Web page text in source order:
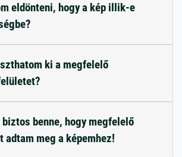
eldönteni, hogy a kép illik-e
ki a megfelelő
biztos benne, hogy megfelelő
adtam meg a képemhez!